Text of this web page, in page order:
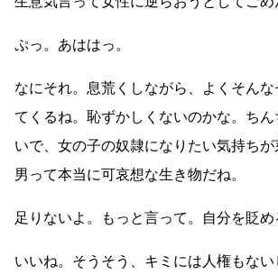
ぷっ。あははっ。
なにそれ。息荒くしながら、よくそん
てくるね。恥ずかしくないのかな。ち
いで、女の子の奴隷になりたい気持ちが
男って本当に可哀想な生き物だね。
足りないよ。もっと言って。自分を貶め
いいね。そうそう、キミには人権もな